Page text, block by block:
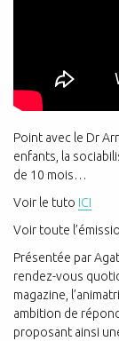
Point avec le Dr
enfants, la
de 10 mois…
Voir le tuto ICI
Voir toute
Présentée par
rendez-vous
magazine,
ambition de
proposant ainsi